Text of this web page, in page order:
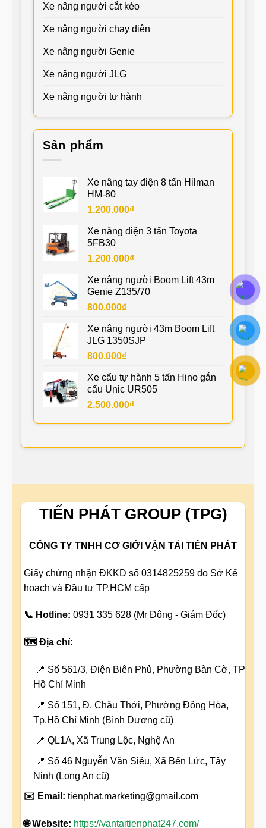
Xe nâng người cắt kéo
Xe nâng người chạy điện
Xe nâng người Genie
Xe nâng người JLG
Xe nâng người tự hành
Sản phẩm
Xe nâng tay điện 8 tấn Hilman
HM-80
1.200.000₫
Xe nâng điện 3 tấn Toyota
5FB30
1.200.000₫
Xe nâng người Boom Lift 43m
Genie Z135/70
800.000₫
Xe nâng người 43m Boom Lift
JLG 1350SJP
800.000₫
Xe cẩu tự hành 5 tấn Hino gắn
cẩu Unic UR505
2.500.000₫
TIẾN PHÁT GROUP (TPG)
CÔNG TY TNHH CƠ GIỚI VẬN TẢI TIẾN PHÁT
Giấy chứng nhận ĐKKD số 0314825259 do Sở Kế
hoạch và Đầu tư TP.HCM cấp
📞 Hotline: 0931 335 628 (Mr Đông - Giám Đốc)
🗺️ Địa chỉ:
📍 Số 561/3, Điện Biên Phủ, Phường Bàn Cờ, TP
Hồ Chí Minh
📍 Số 151, Đ. Châu Thới, Phường Đông Hòa,
Tp.Hồ Chí Minh (Bình Dương cũ)
📍 QL1A, Xã Trung Lộc, Nghệ An
📍 Số 46 Nguyễn Văn Siêu, Xã Bến Lức, Tây
Ninh (Long An cũ)
✉️ Email: tienphat.marketing@gmail.com
🌐 Website: https://vantaitienphat247.com/